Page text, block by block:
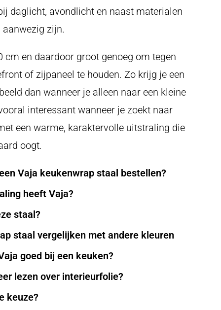
daglicht, avondlicht en naast materialen
aanwezig zijn.
cm en daardoor groot genoeg om tegen
of zijpaneel te houden. Zo krijg je een
dan wanneer je alleen naar een kleine
interessant wanneer je zoekt naar
een warme, karaktervolle uitstraling die
oogt.
Vaja keukenwrap staal bestellen?
heeft Vaja?
staal?
staal vergelijken met andere kleuren
goed bij een keuken?
lezen over interieurfolie?
keuze?